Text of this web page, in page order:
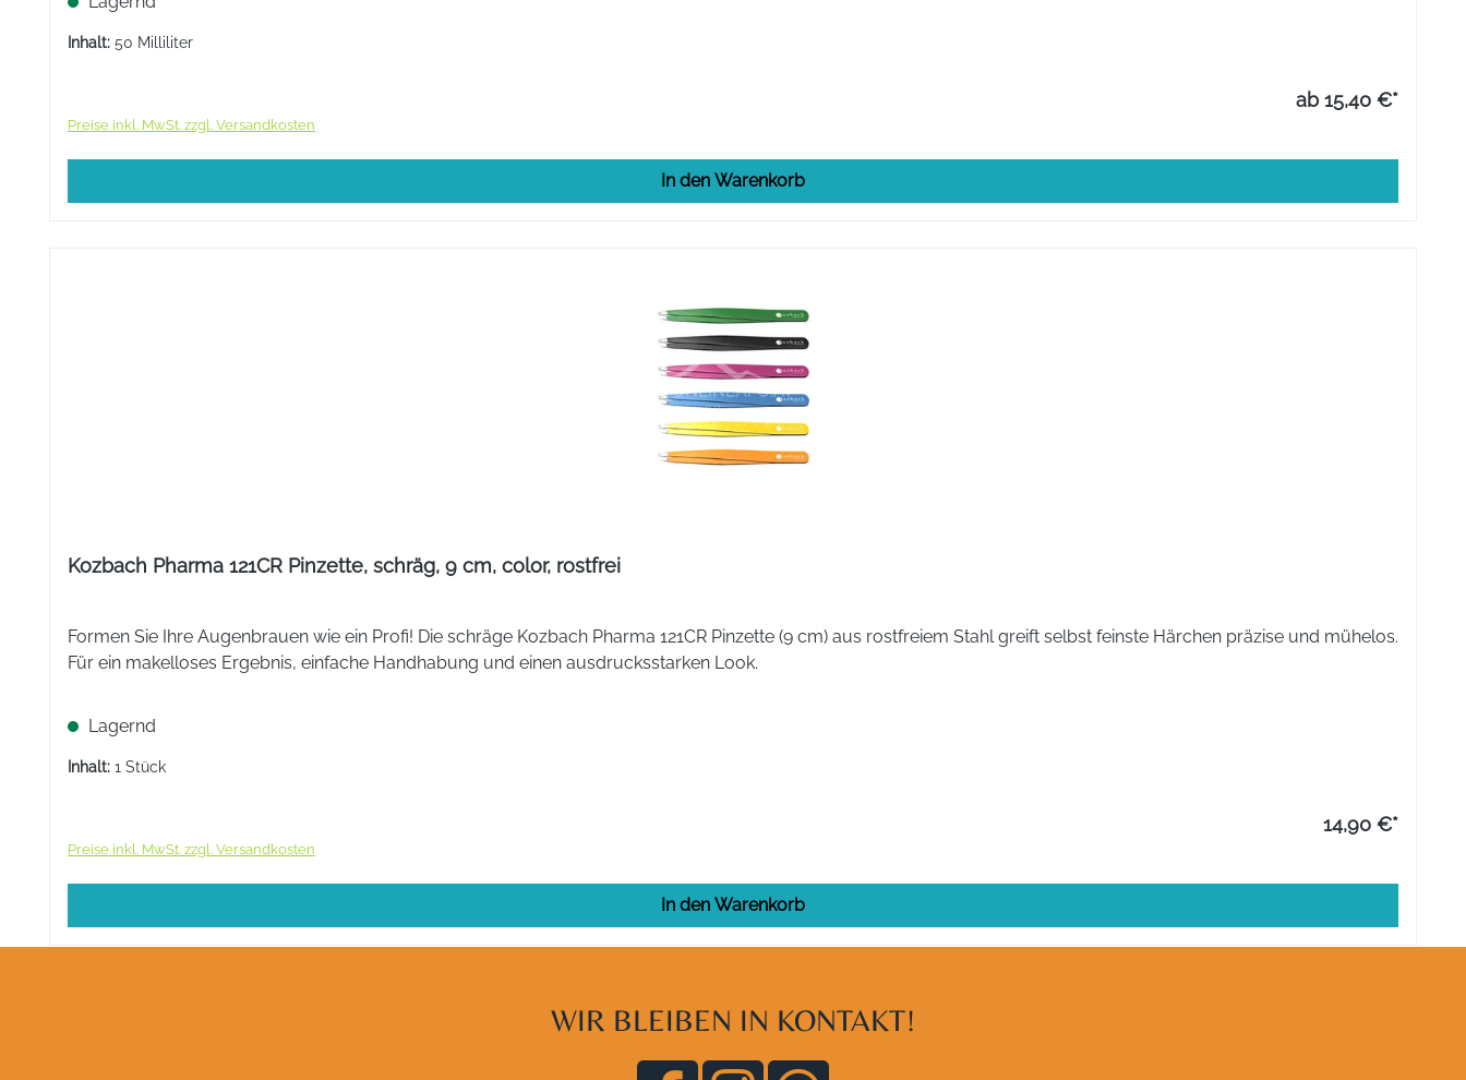
Inhalt: 50 Milliliter
ab 15,40 €*
Preise inkl. MwSt. zzgl. Versandkosten
In den Warenkorb
Kozbach Pharma 121CR Pinzette, schräg, 9 cm, color, rostfrei
Formen Sie Ihre Augenbrauen wie ein Profi! Die schräge Kozbach Pharma 121CR Pinzette (9 cm) aus rostfreiem Stahl greift selbst feinste Härchen präzise und mühelos.
Für ein makelloses Ergebnis, einfache Handhabung und einen ausdrucksstarken Look.
Lagernd
Inhalt: 1 Stück
14,90 €*
Preise inkl. MwSt. zzgl. Versandkosten
In den Warenkorb
WIR BLEIBEN IN KONTAKT!